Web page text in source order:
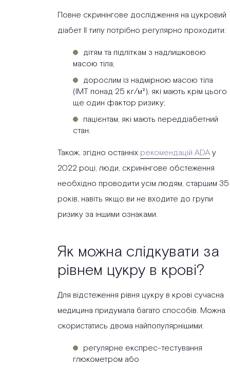
Повне скринінгове дослідження на цукровий
діабет II типу потрібно регулярно проходити:
дітям та підліткам з надлишковою
масою тіла;
дорослим із надмірною масою тіла
(ІМТ понад 25 кг/м²), які мають крім цього
ще один фактор ризику;
пацієнтам, які мають переддіабетний
стан.
Також, згідно останніх рекомендацій ADAу
2022 році, люди, скринінгове обстеження
необхідно проводити усім людям, старшим 35
років, навіть якщо ви не входите до групи
ризику за іншими ознаками.
Як можна слідкувати за
рівнем цукру в крові?
Для відстеження рівня цукру в крові сучасна
медицина придумала багато способів. Можна
скористатись двома найпопулярнішими:
регулярне експрес-тестування
глюкометром або